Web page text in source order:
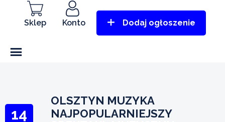
Sklep Konto Dodaj ogłoszenie
14
OLSZTYN MUZYKA
NAJPOPULARNIEJSZY